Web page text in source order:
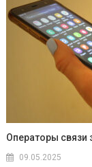
Операторы связи
09.05.2025